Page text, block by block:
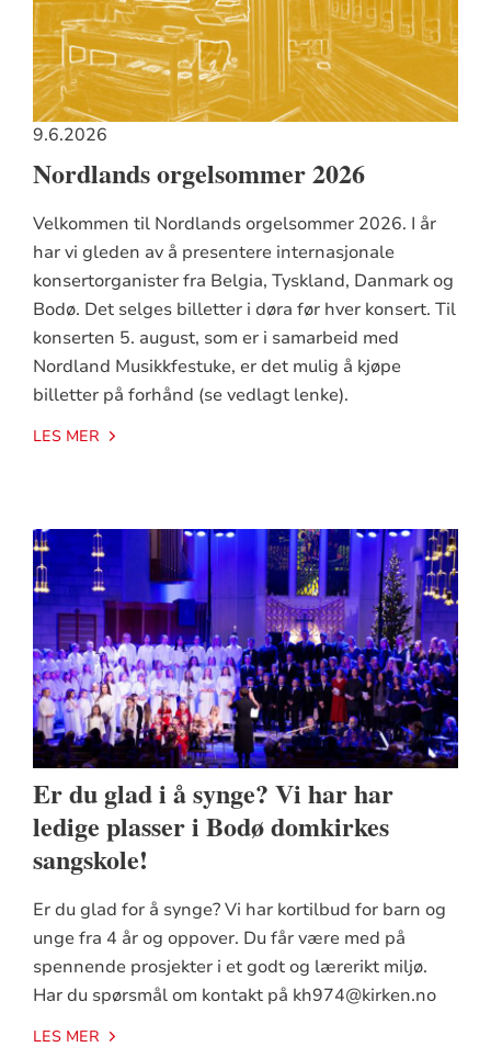
9.6.2026
Nordlands orgelsommer 2026
Velkommen til Nordlands orgelsommer 2026. I år
har vi gleden av å presentere internasjonale
konsertorganister fra Belgia, Tyskland, Danmark og
Bodø. Det selges billetter i døra før hver konsert. Til
konserten 5. august, som er i samarbeid med
Nordland Musikkfestuke, er det mulig å kjøpe
billetter på forhånd (se vedlagt lenke).
LES MER
Er du glad i å synge? Vi har har
ledige plasser i Bodø domkirkes
sangskole!
Er du glad for å synge? Vi har kortilbud for barn og
unge fra 4 år og oppover. Du får være med på
spennende prosjekter i et godt og lærerikt miljø.
Har du spørsmål om kontakt på kh974@kirken.no
LES MER